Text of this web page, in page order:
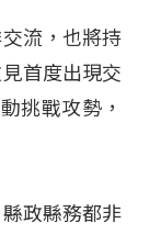
流，也將持
首度出現交
挑戰攻勢，
政縣務都非